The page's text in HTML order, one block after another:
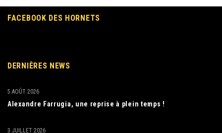
FACEBOOK DES HORNETS
DERNIÈRES NEWS
Alexandre Farrugia, une reprise à plein temps !
5 AOÛT 2026
3 JUILLET 2026